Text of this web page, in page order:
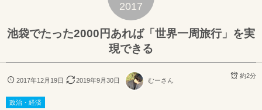
2017
池袋でたった2000円あれば「世界一周旅行」を実
現できる
2017年12月19日 2019年9月30日 むーさん
約2分
政治・経済